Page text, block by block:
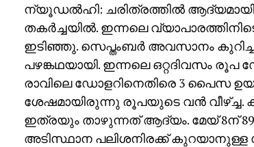
ന്യൂഡല്‍ഹി: ചരിത്രത്തില്‍
തകര്‍ച്ചയില്‍. ഇന്നലെ
ഇടിഞ്ഞു. സെപ്തംബര്‍ അവസാനം
പഴങ്കഥയായി. ഇന്നലെ ഒറ്റദിവസം
രാവിലെ ഡോളറിനെതിരെ 3 പൈസ
ശേഷമായിരുന്നു രൂപയുടെ വന്‍ വീഴ്ച്ച.
ഇത്രയും താഴുന്നത് ആദ്യം. മേയ് 8ന്
അടിസ്ഥാന പലിശനിരക്ക്